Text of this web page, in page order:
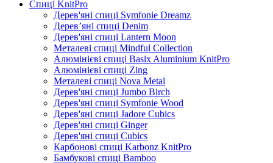
Спиці KnitPro
Дерев'яні спиці Symfonie Dreamz
Дерев’яні спиці Denim
Дерев'яні спиці Lantern Moon
Металеві спиці Mindful Collection
Алюмінієві спиці Basix Aluminium KnitPro
Алюмінієві спиці Zing
Металеві спиці Nova Metal
Дерев'яні спиці Jumbo Birch
Дерев'яні спиці Symfonie Wood
Дерев'яні спиці Jadore Cubics
Дерев'яні спиці Ginger
Дерев'яні спиці Cubics
Карбонові спиці Karbonz KnitPro
Бамбукові спиці Bamboo